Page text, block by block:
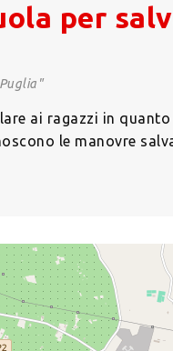
per
ai ragazzi in
le manovre